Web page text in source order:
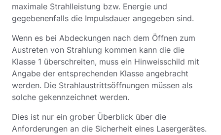
maximale Strahlleistung bzw. Energie und
gegebenenfalls die Impulsdauer angegeben sind.
Wenn es bei Abdeckungen nach dem Öffnen zum
Austreten von Strahlung kommen kann die die
Klasse 1 überschreiten, muss ein Hinweisschild mit
Angabe der entsprechenden Klasse angebracht
werden. Die Strahlaustrittsöffnungen müssen als
solche gekennzeichnet werden.
Dies ist nur ein grober Überblick über die
Anforderungen an die Sicherheit eines Lasergerätes.